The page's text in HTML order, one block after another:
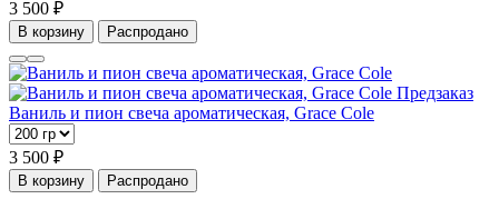
3 500 ₽
В корзину Распродано
Предзаказ
Ваниль и пион свеча ароматическая, Grace Cole
3 500 ₽
В корзину Распродано